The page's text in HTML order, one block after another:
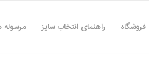
فروشگاه راهنمای انتخاب سایز مرسوله